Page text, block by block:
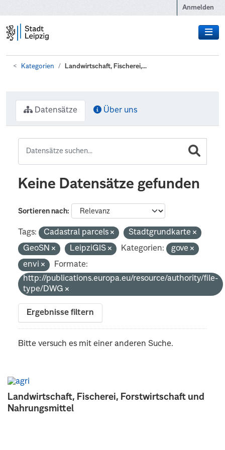
Anmelden
Kategorien Landwirtschaft, Fischerei,...
Landwirtschaft, Fischerei, Forstwirtschaft und
Nahrungsmittel
Datensätze Über uns
Keine Datensätze gefunden
Sortieren nach
Tags: Cadastral parcels
Stadtgrundkarte
GeoSN
LeipziGIS Kategorien:
gove
envi
Formate:
http://publications.europa.eu/resource/authority/file-
type/DWG
Ergebnisse filtern
Bitte versuch es mit einer anderen Suche.